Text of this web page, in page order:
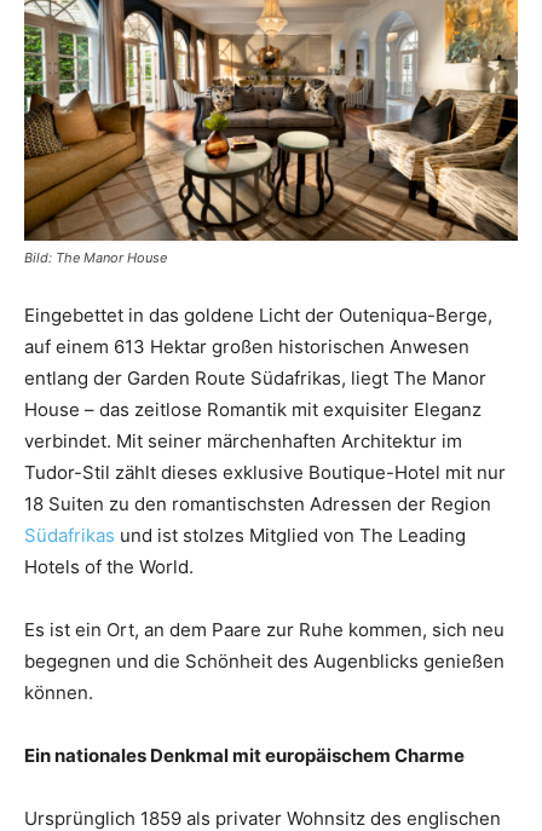
Reiseempfehlungen.
Bild: The Manor House
Eingebettet in das goldene Licht der Outeniqua-Berge,
auf einem 613 Hektar großen historischen Anwesen
entlang der Garden Route Südafrikas, liegt The Manor
House – das zeitlose Romantik mit exquisiter Eleganz
verbindet. Mit seiner märchenhaften Architektur im
Tudor-Stil zählt dieses exklusive Boutique-Hotel mit nur
18 Suiten zu den romantischsten Adressen der Region
Südafrikas und ist stolzes Mitglied von The Leading
Hotels of the World.
Es ist ein Ort, an dem Paare zur Ruhe kommen, sich neu
begegnen und die Schönheit des Augenblicks genießen
können.
Ein nationales Denkmal mit europäischem Charme
Ursprünglich 1859 als privater Wohnsitz des englischen